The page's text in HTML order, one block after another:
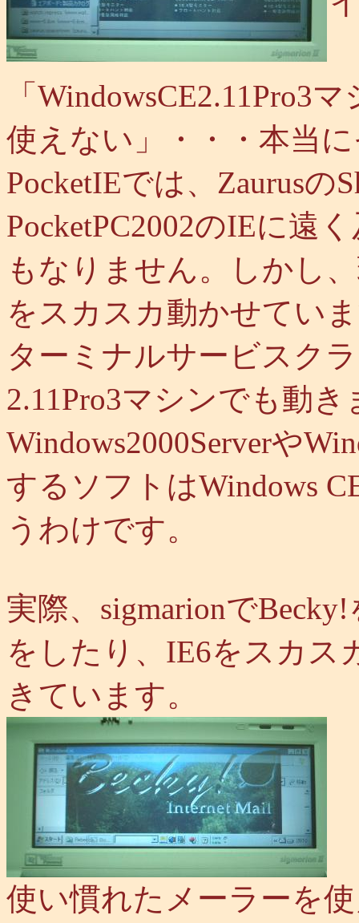
「WindowsCE2.11Pro3
使えない」・・・本当
PocketIEでは、Zaurusの
PocketPC2002のIEに遠
もなりません。しかし
をスカスカ動かせてい
ターミナルサービスク
2.11Pro3マシンでも動
Windows2000Serverや
するソフトはWindows
うわけです。
実際、sigmarionで
をしたり、IE6をスカス
きています。
使い慣れたメーラーを